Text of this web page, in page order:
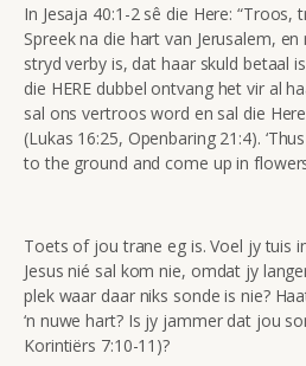
In Jesaja 40:1-2 sê die Here:
Spreek na die hart van Jerusalem,
stryd verby is, dat haar skuld betaal
die HERE dubbel ontvang het vir al
sal ons vertroos word en sal die
(Lukas 16:25, Openbaring 21:4).
to the ground and come up in
Toets of jou trane eg is. Voel jy tuis
Jesus nié sal kom nie, omdat jy
plek waar daar niks sonde is nie?
‘n nuwe hart? Is jy jammer dat jou
Korintiërs 7:10-11)?